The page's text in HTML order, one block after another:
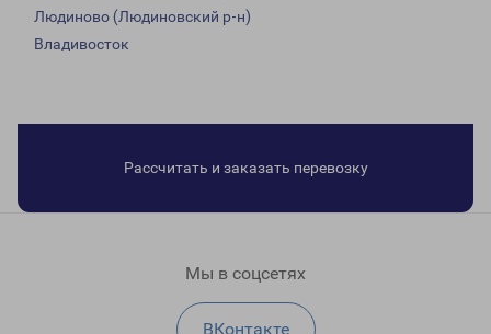
Людиново (Людиновский р-н)
Владивосток
Рассчитать и заказать перевозку
Мы в соцсетях
ВКонтакте